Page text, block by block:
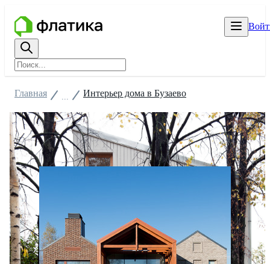
Главная Интерьер дома в Бузаево